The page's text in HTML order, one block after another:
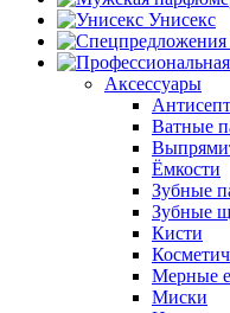
Унисекс
Аксессуары
Ватные
Ёмкости
Зубные
Зубные
Кисти
Мерные
Миски